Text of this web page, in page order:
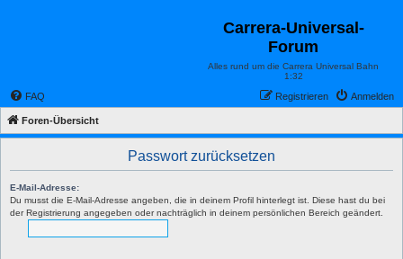
Carrera-Universal-
Forum
Alles rund um die Carrera Universal Bahn
1:32
FAQ Anmelden
Registrieren
Foren-Übersicht
Passwort zurücksetzen
E-Mail-Adresse:
Du musst die E-Mail-Adresse angeben, die in deinem Profil hinterlegt ist. Diese hast du bei
der Registrierung angegeben oder nachträglich in deinem persönlichen Bereich geändert.